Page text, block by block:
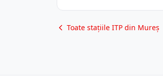
Toate stațiile ITP din Mureș